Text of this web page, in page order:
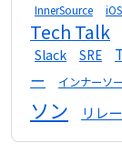
InnerSource iOS
Tech Talk
Slack SRE
ー
インナーソ
ソン
リレ